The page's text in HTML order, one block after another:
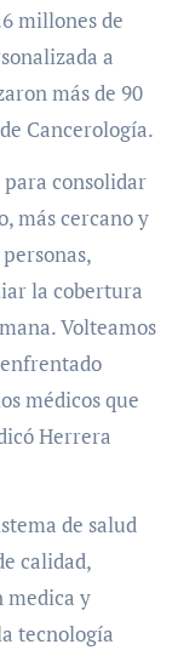
millones de
a
más de 90
Cancerología.
consolidar
más cercano y
la cobertura
Volteamos
médicos que
Herrera
de salud
calidad,
medica y
tecnología